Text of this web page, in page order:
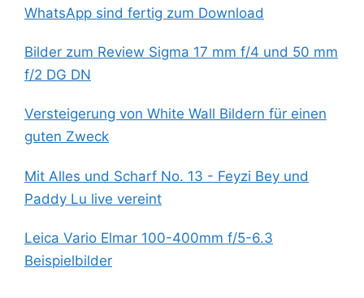
WhatsApp sind fertig zum Download
Bilder zum Review Sigma 17 mm f/4 und 50 mm
f/2 DG DN
Versteigerung von White Wall Bildern für einen
guten Zweck
Mit Alles und Scharf No. 13 - Feyzi Bey und
Paddy Lu live vereint
Leica Vario Elmar 100-400mm f/5-6.3
Beispielbilder